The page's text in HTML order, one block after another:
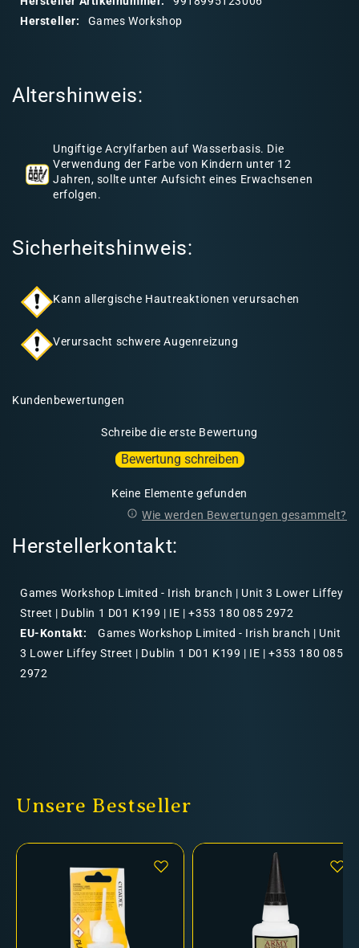
n
Hersteller:
Games Workshop
Altershinweis:
Ungiftige Acrylfarben auf Wasserbasis. Die
Verwendung der Farbe von Kindern unter 12
Jahren, sollte unter Aufsicht eines Erwachsenen
erfolgen.
Sicherheitshinweis:
Kann allergische Hautreaktionen verursachen
Verursacht schwere Augenreizung
Kundenbewertungen
Schreibe die erste Bewertung
Bewertung schreiben
Keine Elemente gefunden
Wie werden Bewertungen gesammelt?
Herstellerkontakt:
Games Workshop Limited - Irish branch | Unit 3 Lower Liffey
Street | Dublin 1 D01 K199 | IE | +353 180 085 2972
EU-Kontakt:
Games Workshop Limited - Irish branch | Unit
3 Lower Liffey Street | Dublin 1 D01 K199 | IE | +353 180 085
2972
Unsere Bestseller